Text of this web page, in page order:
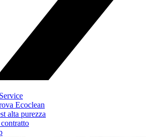
Ecoclean
alta purezza